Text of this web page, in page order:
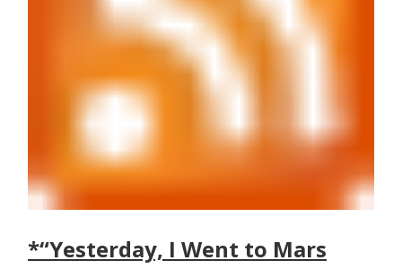
*“Yesterday, I Went to Mars